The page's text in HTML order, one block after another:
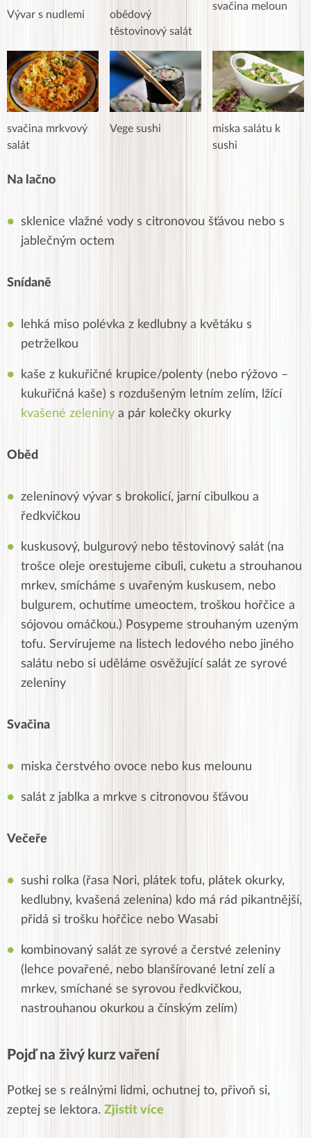
Vývar s nudlemi
obědový
těstovinový salát
svačina meloun
svačina mrkvový
salát
Vege sushi
miska salátu k
sushi
Na lačno
sklenice vlažné vody s citronovou šťávou nebo s
jablečným octem
Snídaně
lehká miso polévka z kedlubny a květáku s
petrželkou
kaše z kukuřičné krupice/polenty (nebo rýžovo –
kukuřičná kaše) s rozdušeným letním zelím, lžící
kvašené zeleniny a pár kolečky okurky
Oběd
zeleninový vývar s brokolicí, jarní cibulkou a
ředkvičkou
kuskusový, bulgurový nebo těstovinový salát (na
trošce oleje orestujeme cibuli, cuketu a strouhanou
mrkev, smícháme s uvařeným kuskusem, nebo
bulgurem, ochutíme umeoctem, troškou hořčice a
sójovou omáčkou.) Posypeme strouhaným uzeným
tofu. Servírujeme na listech ledového nebo jiného
salátu nebo si uděláme osvěžující salát ze syrové
zeleniny
Svačina
miska čerstvého ovoce nebo kus melounu
salát z jablka a mrkve s citronovou šťávou
Večeře
sushi rolka (řasa Nori, plátek tofu, plátek okurky,
kedlubny, kvašená zelenina) kdo má rád pikantnější,
přidá si trošku hořčice nebo Wasabi
kombinovaný salát ze syrové a čerstvé zeleniny
(lehce povařené, nebo blanšírované letní zelí a
mrkev, smíchané se syrovou ředkvičkou,
nastrouhanou okurkou a čínským zelím)
Pojď na živý kurz vaření
Potkej se s reálnými lidmi, ochutnej to, přivoň si,
zeptej se lektora. Zjistit více